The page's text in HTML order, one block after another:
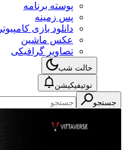
پوسته برنامه
پس زمینه
دانلود بازی کامپیوتر
عکس ماشین
تصاویر گرافیکی
حالت شب
نوتیفیکیشن
جستجو